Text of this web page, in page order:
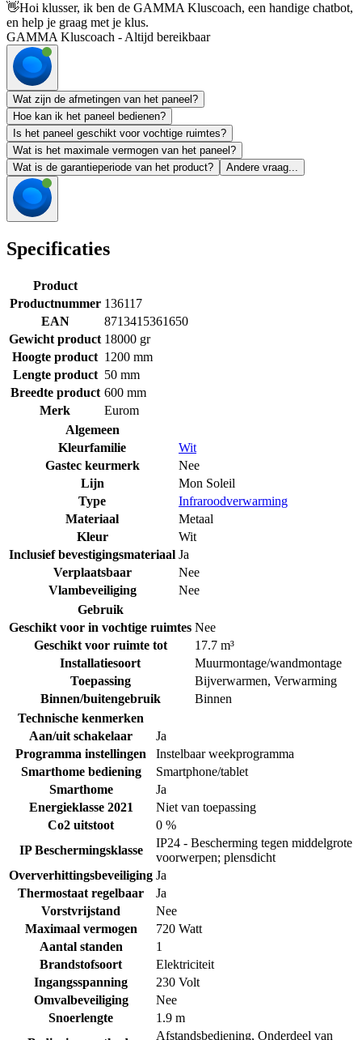
👋Hoi klusser, ik ben de GAMMA Kluscoach, een handige chatbot,
en help je graag met je klus.
GAMMA Kluscoach - Altijd bereikbaar
Wat zijn de afmetingen van het paneel?
Hoe kan ik het paneel bedienen?
Is het paneel geschikt voor vochtige ruimtes?
Wat is het maximale vermogen van het paneel?
Wat is de garantieperiode van het product?
Andere vraag...
Specificaties
Product
Productnummer 136117
EAN
8713415361650
Gewicht product 18000 gr
Hoogte product 1200 mm
Lengte product 50 mm
Breedte product 600 mm
Merk
Eurom
Algemeen
Kleurfamilie
Wit
Gastec keurmerk
Nee
Lijn
Mon Soleil
Type
Infraroodverwarming
Materiaal
Metaal
Kleur
Wit
Inclusief bevestigingsmateriaal Ja
Verplaatsbaar
Nee
Vlambeveiliging
Nee
Gebruik
Geschikt voor in vochtige ruimtes Nee
Geschikt voor ruimte tot
17.7 m³
Installatiesoort
Muurmontage/wandmontage
Toepassing
Bijverwarmen, Verwarming
Binnen/buitengebruik
Binnen
Technische kenmerken
Aan/uit schakelaar
Ja
Programma instellingen
Instelbaar weekprogramma
Smarthome bediening
Smartphone/tablet
Smarthome
Ja
Energieklasse 2021
Niet van toepassing
Co2 uitstoot
0 %
IP Beschermingsklasse
IP24 - Bescherming tegen middelgrote
voorwerpen; plensdicht
Oververhittingsbeveiliging Ja
Thermostaat regelbaar
Ja
Vorstvrijstand
Nee
Maximaal vermogen
720 Watt
Aantal standen
1
Brandstofsoort
Elektriciteit
Ingangsspanning
230 Volt
Omvalbeveiliging
Nee
Snoerlengte
1.9 m
Afstandsbediening, Onderdeel van